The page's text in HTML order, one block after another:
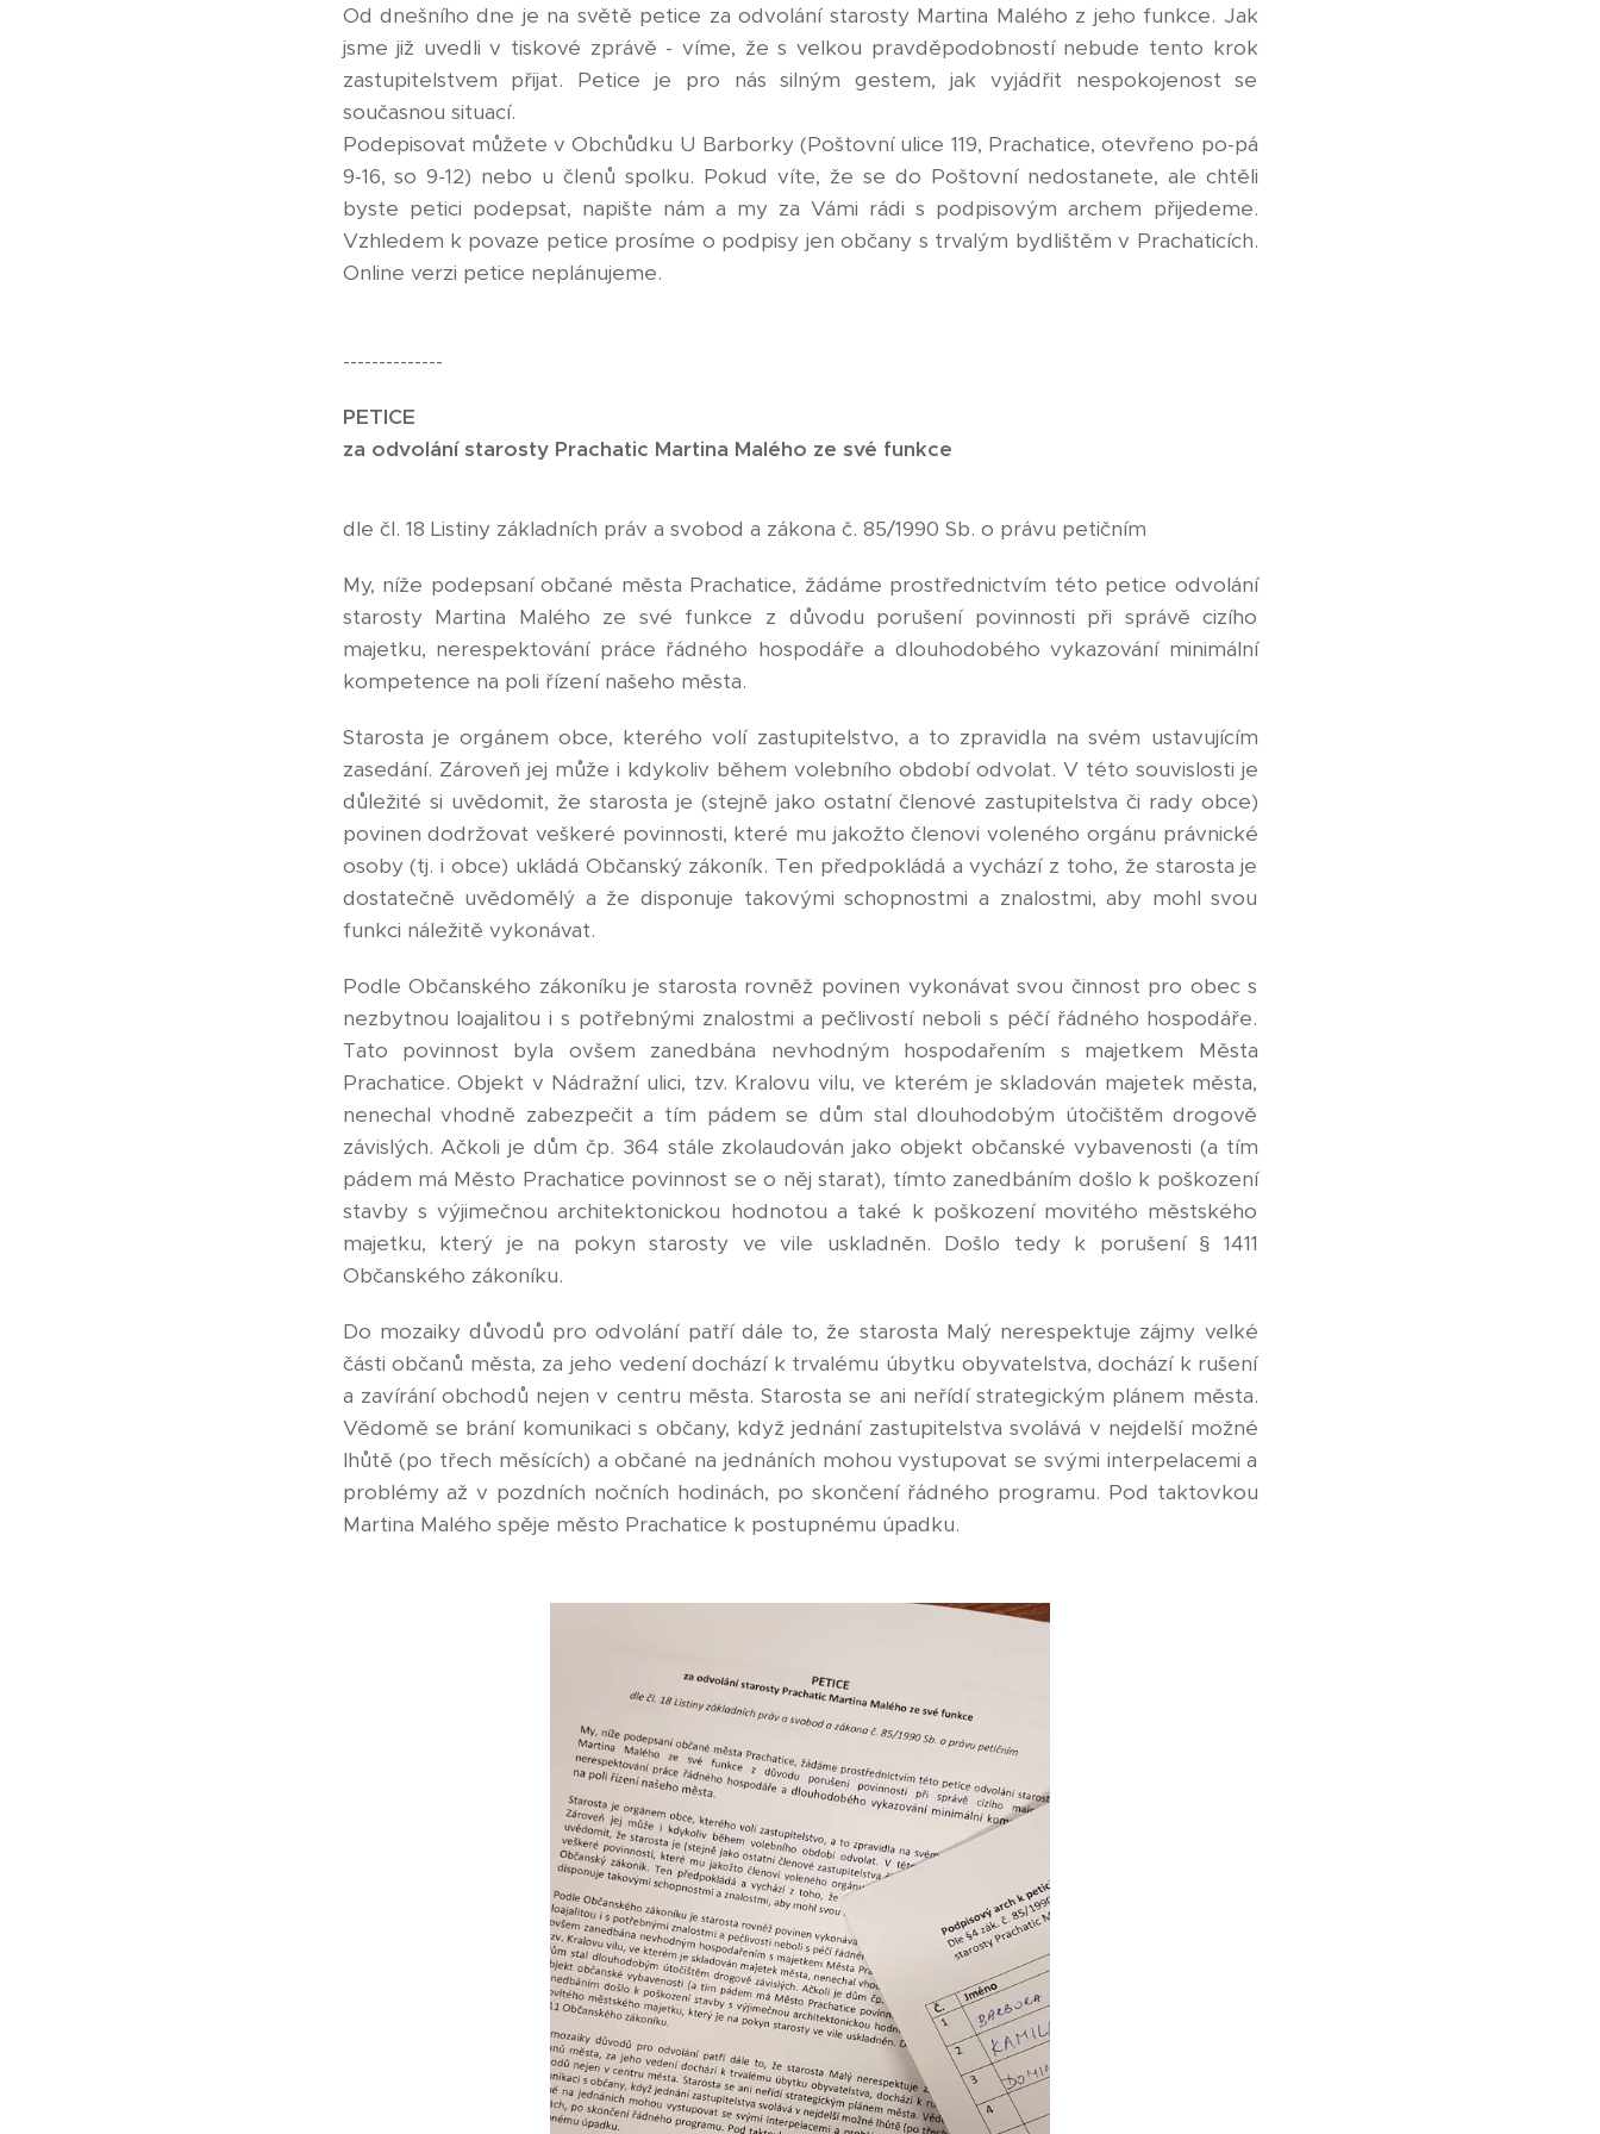
Od dnešního dne je na světě petice za odvolání starosty Martina Malého z jeho funkce. Jak
jsme již uvedli v tiskové zprávě - víme, že s velkou pravděpodobností nebude tento krok
zastupitelstvem přijat. Petice je pro nás silným gestem, jak vyjádřit nespokojenost se
současnou situací.
Podepisovat můžete v Obchůdku U Barborky (Poštovní ulice 119, Prachatice, otevřeno po-pá
9-16, so 9-12) nebo u členů spolku. Pokud víte, že se do Poštovní nedostanete, ale chtěli
byste petici podepsat, napište nám a my za Vámi rádi s podpisovým archem přijedeme.
Vzhledem k povaze petice prosíme o podpisy jen občany s trvalým bydlištěm v Prachaticích.
Online verzi petice neplánujeme.
--------------
PETICE
za odvolání starosty Prachatic Martina Malého ze své funkce
dle čl. 18 Listiny základních práv a svobod a zákona č. 85/1990 Sb. o právu petičním
My, níže podepsaní občané města Prachatice, žádáme prostřednictvím této petice odvolání
starosty Martina Malého ze své funkce z důvodu porušení povinnosti při správě cizího
majetku, nerespektování práce řádného hospodáře a dlouhodobého vykazování minimální
kompetence na poli řízení našeho města.
Starosta je orgánem obce, kterého volí zastupitelstvo, a to zpravidla na svém ustavujícím
zasedání. Zároveň jej může i kdykoliv během volebního období odvolat. V této souvislosti je
důležité si uvědomit, že starosta je (stejně jako ostatní členové zastupitelstva či rady obce)
povinen dodržovat veškeré povinnosti, které mu jakožto členovi voleného orgánu právnické
osoby (tj. i obce) ukládá Občanský zákoník. Ten předpokládá a vychází z toho, že starosta je
dostatečně uvědomělý a že disponuje takovými schopnostmi a znalostmi, aby mohl svou
funkci náležitě vykonávat.
Podle Občanského zákoníku je starosta rovněž povinen vykonávat svou činnost pro obec s
nezbytnou loajalitou i s potřebnými znalostmi a pečlivostí neboli s péčí řádného hospodáře.
Tato povinnost byla ovšem zanedbána nevhodným hospodařením s majetkem Města
Prachatice. Objekt v Nádražní ulici, tzv. Kralovu vilu, ve kterém je skladován majetek města,
nenechal vhodně zabezpečit a tím pádem se dům stal dlouhodobým útočištěm drogově
závislých. Ačkoli je dům čp. 364 stále zkolaudován jako objekt občanské vybavenosti (a tím
pádem má Město Prachatice povinnost se o něj starat), tímto zanedbáním došlo k poškození
stavby s výjimečnou architektonickou hodnotou a také k poškození movitého městského
majetku, který je na pokyn starosty ve vile uskladněn. Došlo tedy k porušení § 1411
Občanského zákoníku.
Do mozaiky důvodů pro odvolání patří dále to, že starosta Malý nerespektuje zájmy velké
části občanů města, za jeho vedení dochází k trvalému úbytku obyvatelstva, dochází k rušení
a zavírání obchodů nejen v centru města. Starosta se ani neřídí strategickým plánem města.
Vědomě se brání komunikaci s občany, když jednání zastupitelstva svolává v nejdelší možné
lhůtě (po třech měsících) a občané na jednáních mohou vystupovat se svými interpelacemi a
problémy až v pozdních nočních hodinách, po skončení řádného programu. Pod taktovkou
Martina Malého spěje město Prachatice k postupnému úpadku.